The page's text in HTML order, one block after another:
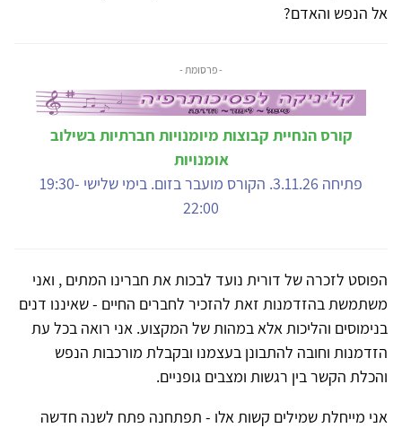
אל הנפש והאדם?
- פרסומת -
קורס הנחיית קבוצות מיומנויות חברתיות בשילוב
אומנויות
פתיחה 3.11.26. הקורס מועבר בזום. בימי שלישי 19:30-
22:00
הפוסט לזכרה של דורית נועד לבכות את חברינו המתים , ואני
משתמשת בהזדמנות זאת להזכיר לחברים החיים - שאיננו דנים
בנימוסים והליכות אלא במהות של המקצוע. אני רואה בכל עת
הזדמנות וחובה להתבונן בעצמנו ובקבלת מורכבות הנפש
והכלת הקשר בין רגשות ומצבים גופניים.
אני מייחלת שמילים קשות אלו - תפתחנה פתח לשנה חדשה